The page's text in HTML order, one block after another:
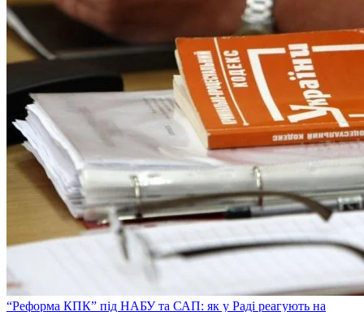
“Реформа КПК” під НАБУ та САП: як у Раді реагують на